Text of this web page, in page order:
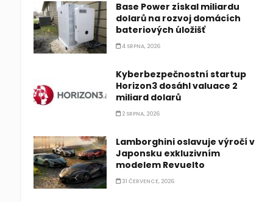
Base Power získal miliardu
dolarů na rozvoj domácích
bateriových úložišť
4 SRPNA, 2026
Kyberbezpečnostní startup
Horizon3 dosáhl valuace 2
miliard dolarů
2 SRPNA, 2026
Lamborghini oslavuje výročí v
Japonsku exkluzivním
modelem Revuelto
31 ČERVENCE, 2026